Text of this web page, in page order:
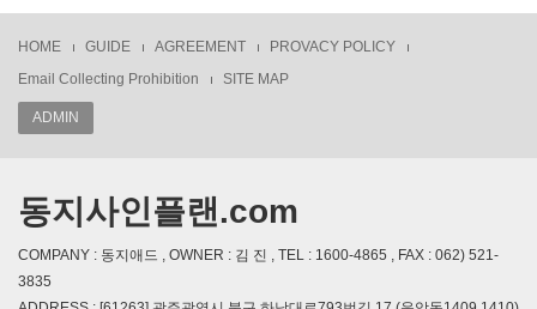
HOME GUIDE AGREEMENT
PROVACY POLICY
Email Collecting Prohibition
SITE MAP
ADMIN
동지사인플랜.com
COMPANY : 동지애드 , OWNER : 김 진 , TEL : 1600-4865 , FAX : 062) 521-
3835